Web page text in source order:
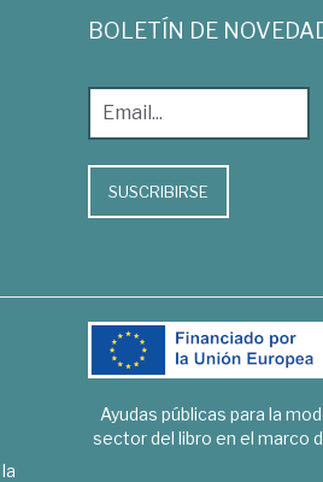
BOLETÍN DE
SUSCRIBIRSE
Ayudas públicas para la
sector del libro en el marco